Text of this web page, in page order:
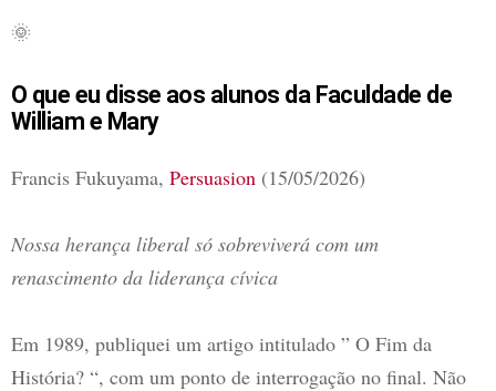
🌞
O que eu disse aos alunos da Faculdade de
William e Mary
Francis Fukuyama, Persuasion (15/05/2026)
Nossa herança liberal só sobreviverá com um
renascimento da liderança cívica
Em 1989, publiquei um artigo intitulado ” O Fim da
História? “, com um ponto de interrogação no final. Não